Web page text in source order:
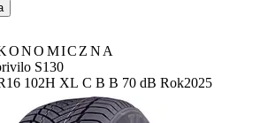
S130
102H XL Etykieta:
C B B 70 dB Rok2025